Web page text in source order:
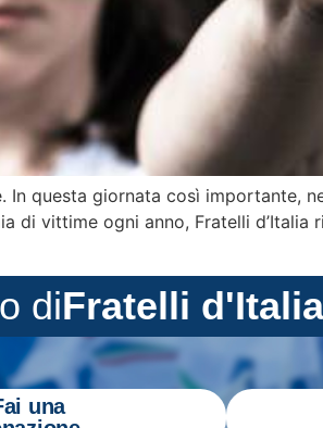
questa giornata così importante,
di vittime ogni anno, Fratelli
diFratelli d'Italia
una